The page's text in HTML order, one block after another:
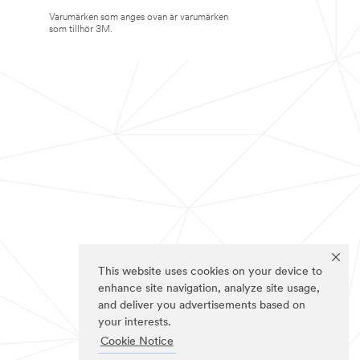
This website uses cookies on your device to
enhance site navigation, analyze site usage,
and deliver you advertisements based on
your interests.
Cookie Notice
Varumärken som anges ovan är varumärken
som tillhör 3M.